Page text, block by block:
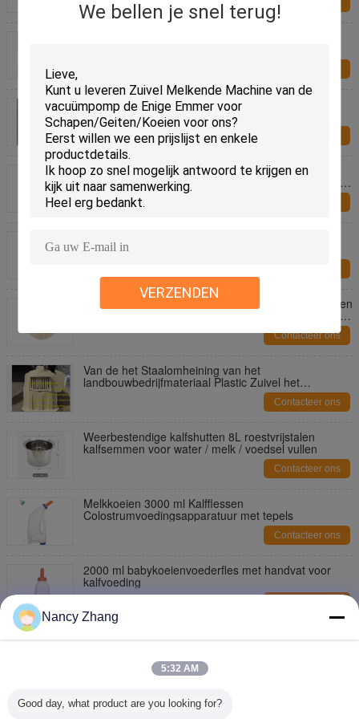
We bellen je snel terug!
VERZENDEN
Contacteer ons
Glanz oppervlak 9 inch Wegwerp medische latex
handschoenen 6.5g poeder gratis voor onderzoek
Persoonlijke beschermende medische
wegwerplatexhandschoenen met gerolde manchet
voor een betere bescherming
Omheinings Zuivelkalf voor Kalveren, Schapen,
Vleesvoermachines van roestvrij staal voor het vullen
van water met melk of voeding voor het voeden van
Contacteer ons
Van de het Staalomheining van het
landbouwbedrijfmateriaal Plastic Zuivel het
Kalfshuisvesting met het Voeden van Emmer
Contacteer ons
Weerbestendige kalfshutten 8L roestvrijstalen
kalfsemmen voor water / melk / voedsel vullen
Contacteer ons
Melkkoeien 3000 ml Kalfflessen
Colostrumvoedingsapparatuur met tepels
Contacteer ons
2000 ml babykoeienvoederfles met handvat voor
kalfvoeding
1500ml zuivelmachinestoestel het Voeden de
100L Draagbare Babykoeien Voerwagen met Pistool
Nancy Zhang
5:32 AM
Good day, what product are you looking for?